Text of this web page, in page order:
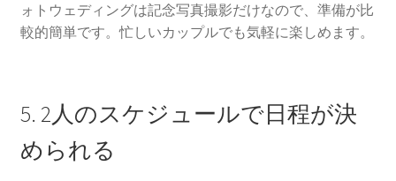
アーカイブ
ウェディング京都の魅力。挙式も前撮りも！もっと楽し
くなるアイデア集
ォトウェディングは記念写真撮影だけなので、準備が比
較的簡単です。忙しいカップルでも気軽に楽しめます。
5. 2人のスケジュールで日程が決
められる